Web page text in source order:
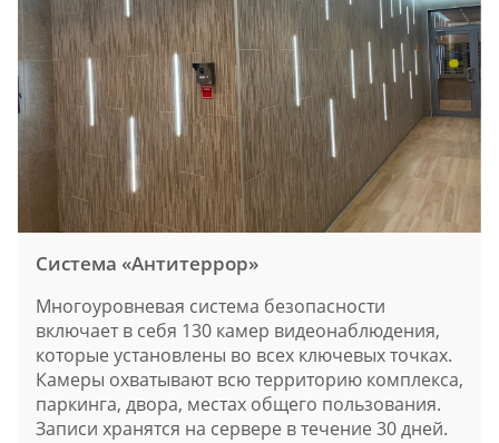
Система «Антитеррор»
Многоуровневая система безопасности
включает в себя 130 камер видеонаблюдения,
которые установлены во всех ключевых точках.
Камеры охватывают всю территорию комплекса,
паркинга, двора, местах общего пользования.
Записи хранятся на сервере в течение 30 дней.